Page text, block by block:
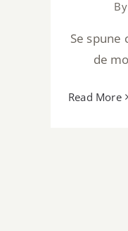
By
Se spune
de
Read More